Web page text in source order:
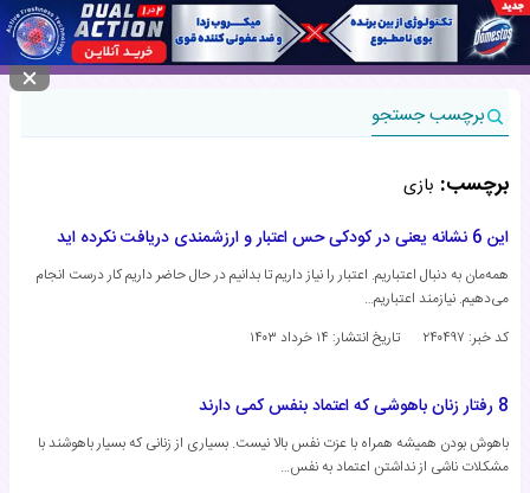
منوی سایت
برچسب جستجو
برچسب: بازی
این 6 نشانه یعنی در کودکی حس اعتبار و ارزشمندی دریافت نکرده اید
همه‌مان به دنبال اعتباریم. اعتبار را نیاز داریم تا بدانیم در حال حاضر داریم کار درست انجام
می‌دهیم. نیازمند اعتباریم…
کد خبر: ۲۴۰۴۹۷
تاریخ انتشار: ۱۴ خرداد ۱۴۰۳
8 رفتار زنان باهوشی که اعتماد بنفس کمی دارند
باهوش بودن همیشه همراه با عزت نفس بالا نیست. بسیاری از زنانی که بسیار باهوشند با
مشکلات ناشی از نداشتن اعتماد به نفس…